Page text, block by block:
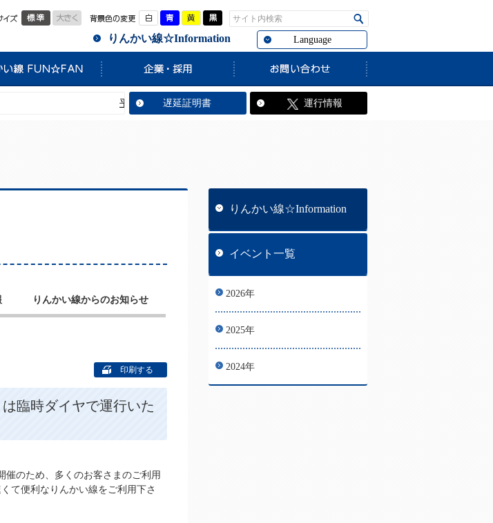
標準 大きく 白 青 黄 サイト内検索
Language
りんかい線☆Information
平常通り運転しています。
遅延証明書 運行情報
りんかい線からのお知らせ
印刷する
臨時ダイヤで運行いた
催のため、多くのお客さまのご利用
て便利なりんかい線をご利用下さ
りんかい線☆Information
イベント一覧
2026年
2025年
2024年